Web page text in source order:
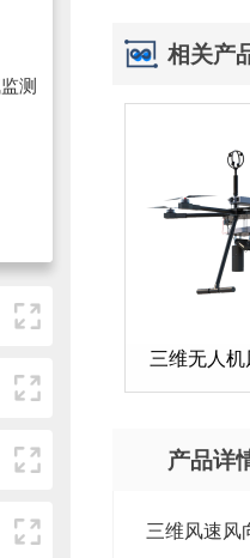
测
相关产
三维无人
产品详
三维风速风